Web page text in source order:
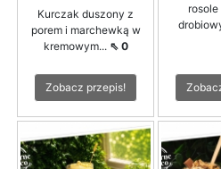
Kurczak duszony z
porem i marchewką w
kremowym... ⇖ 0
Zobacz przepis!
rosole